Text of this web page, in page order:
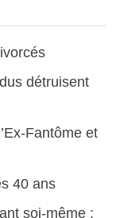
détruisent
Fantôme et
40 ans
soi-même :